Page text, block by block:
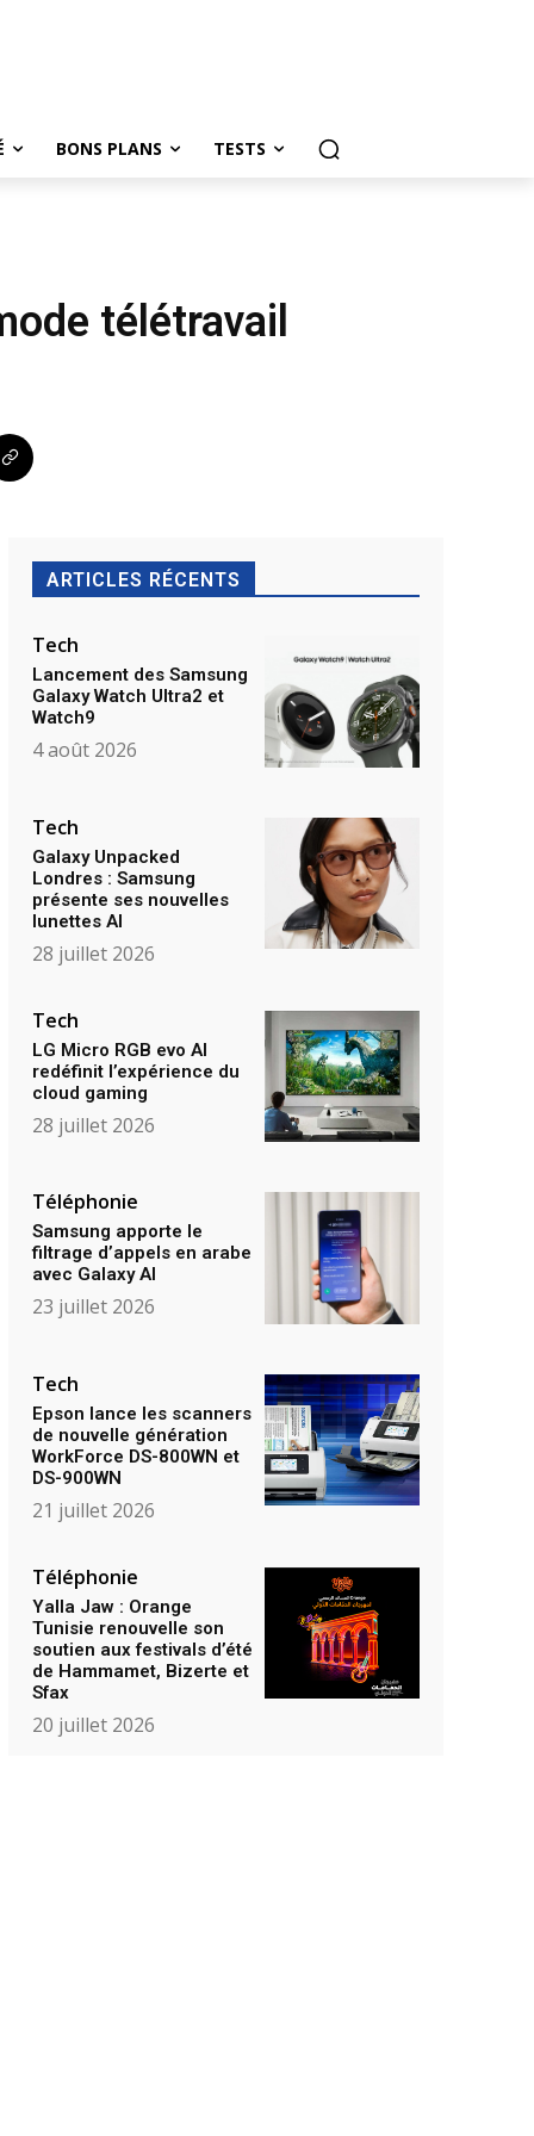
BONS PLANS TESTS
télétravail
ARTICLES RÉCENTS
Tech
Lancement des Samsung
Galaxy Watch Ultra2 et
Watch9
4 août 2026
Tech
Galaxy Unpacked
Londres : Samsung
présente ses nouvelles
lunettes AI
28 juillet 2026
Tech
LG Micro RGB evo AI
redéfinit l’expérience du
cloud gaming
28 juillet 2026
Téléphonie
Samsung apporte le
filtrage d’appels en arabe
avec Galaxy AI
23 juillet 2026
Tech
Epson lance les scanners
de nouvelle génération
WorkForce DS-800WN et
DS-900WN
21 juillet 2026
Téléphonie
Yalla Jaw : Orange
Tunisie renouvelle son
soutien aux festivals d’été
de Hammamet, Bizerte et
Sfax
20 juillet 2026